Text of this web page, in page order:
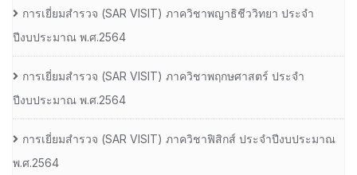
การเยี่ยมสํารวจ (SAR VISIT) ภาควิชาพญาธิชีววิทยา ประจํา
ปีงบประมาณ พ.ศ.2564
การเยี่ยมสํารวจ (SAR VISIT) ภาควิชาพฤกษศาสตร์ ประจํา
ปีงบประมาณ พ.ศ.2564
การเยี่ยมสํารวจ (SAR VISIT) ภาควิชาฟิสิกส์ ประจําปีงบประมาณ
พ.ศ.2564